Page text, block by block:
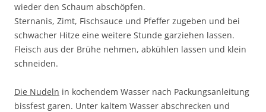
wieder den Schaum abschöpfen.
Sternanis, Zimt, Fischsauce und Pfeffer zugeben und bei
schwacher Hitze eine weitere Stunde garziehen lassen.
Fleisch aus der Brühe nehmen, abkühlen lassen und klein
schneiden.
Die Nudeln in kochendem Wasser nach Packungsanleitung
bissfest garen. Unter kaltem Wasser abschrecken und